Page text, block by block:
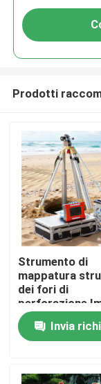
Prodotti
Strumento di
mappatura
dei fori di
perforazione
dei fori del
Invia